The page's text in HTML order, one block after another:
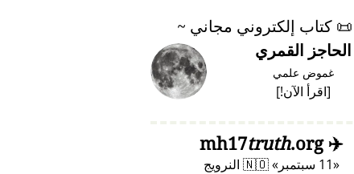
📜 كتاب إلكتروني مجاني ~
الحاجز القمري
غموض علمي
[اقرأ الآن!]
✈️
mh17
truth.org
11 سبتمبر 🇳🇴 النرويج